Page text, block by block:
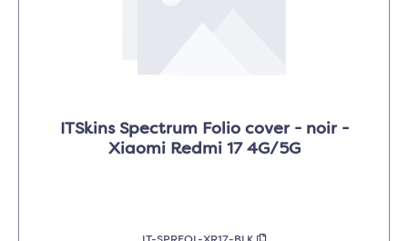
ITSkins Spectrum Folio cover - noir -
Xiaomi Redmi 17 4G/5G